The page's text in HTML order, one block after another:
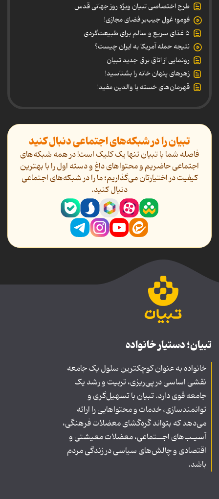
طرح اختصاصی تبیان ویژه روز جهانی قدس
فومو؛ غول جیب‌بر فضای مجازی!
۵ غذای سریع و سالم برای طبیعت‌گردی
نتیجه حمله آمریکا به ایران چیست؟
رونمایی از اتاق برق جدید تبیان
زهرهای پنهان خانه را بشناسید!
قهرمان‌های خسته یا والدین مفید!
تبیان را در شبکه‌های اجتماعی دنبال کنید
فاصله شما با تبیان تنها یک کلیک است! در همه شبکه‌های
اجتماعی حاضریم و محتواهای داغ و دسته اول را با بهترین
کیفیت در اختیارتان می‌گذاریم؛ ما را در شبکه‌های اجتماعی
دنیال کنید.
تبیان؛ دستیار خانواده
خانواده به عنوان کوچکترین سلول یک جامعه
نقشی اساسی در پی‌ریزی، تربیت و رشد یک
جامعه قوی دارد. تبیان با تسهیل‌گری و
توانمندسازی، خدمات و محتواهایی را ارائه
می‌دهد که بتواند گره‌گشای معضلات فرهنگی،
آسیـب‌های اجــتماعی، معضلات معیشتی و
اقتصادی و چالش‌های سیاسی در زندگی مردم
باشد.